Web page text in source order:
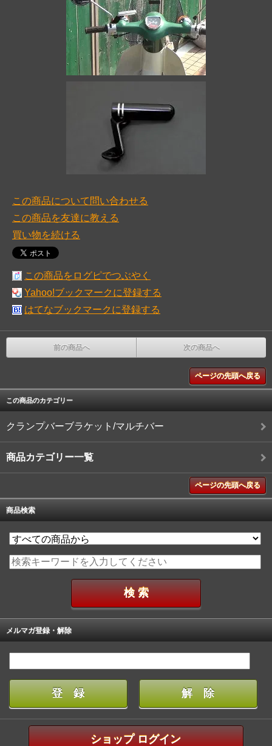
この商品について問い合わせる
この商品を友達に教える
買い物を続ける
この商品をログピでつぶやく
Yahoo!ブックマークに登録する
はてなブックマークに登録する
前の商品へ 次の商品へ
ページの先頭へ戻る
この商品のカテゴリー
クランプバーブラケット/マルチバー
商品カテゴリー一覧
ページの先頭へ戻る
商品検索
メルマガ登録・解除
ショップ ログイン